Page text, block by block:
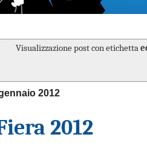
Visualizzazione post con etichetta
2012
2012